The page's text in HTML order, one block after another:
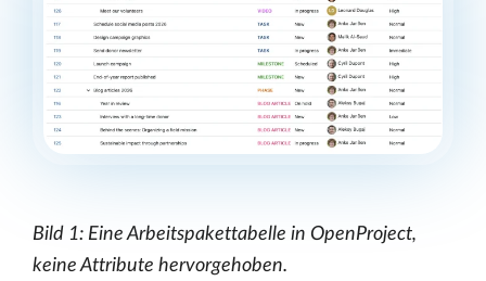
Bild 1: Eine Arbeitspakettabelle in OpenProject,
keine Attribute hervorgehoben.